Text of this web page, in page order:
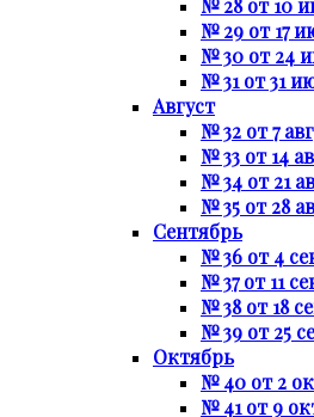
№ 28 от 10
№ 29 от 17
№ 30 от 24
№ 31 от 31
Август
№ 32 от 7
№ 33 от 14
№ 34 от 21
№ 35 от 28
Сентябрь
№ 36 от 4
№ 37 от 11
№ 38 от 18
№ 39 от 25
Октябрь
№ 40 от 2
№ 41 от 9